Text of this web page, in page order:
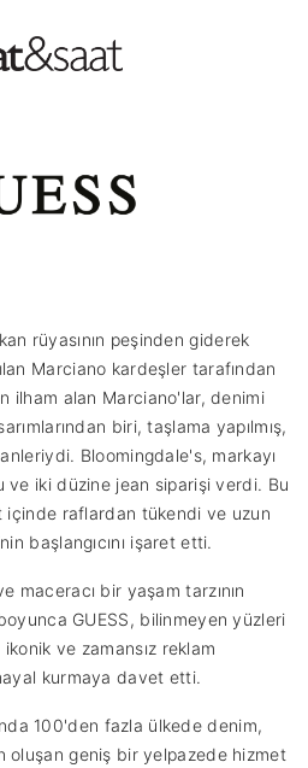
rüyasının peşinden giderek
Marciano kardeşler tarafından
ilham alan Marciano'lar, denimi
biri, taşlama yapılmış,
Bloomingdale's, markayı
ve iki düzine jean siparişi verdi. Bu
içinde raflardan tükendi ve uzun
başlangıcını işaret etti.
maceracı bir yaşam tarzının
GUESS, bilinmeyen yüzleri
ve zamansız reklam
kurmaya davet etti.
100'den fazla ülkede denim,
oluşan geniş bir yelpazede hizmet